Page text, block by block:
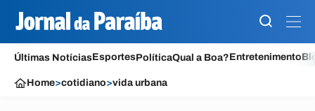
Últimas NotíciasEsportesPolíticaQual a Boa?Entretenimento
Home>cotidiano>vida urbana